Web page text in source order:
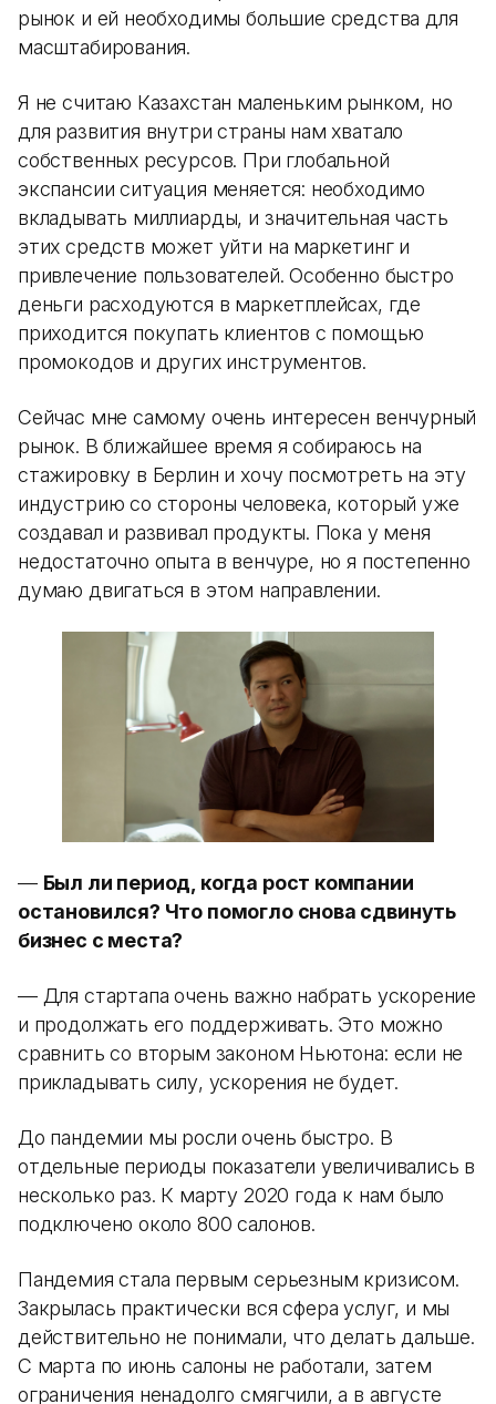
рынок и ей необходимы большие средства для
масштабирования.
Я не считаю Казахстан маленьким рынком, но
для развития внутри страны нам хватало
собственных ресурсов. При глобальной
экспансии ситуация меняется: необходимо
вкладывать миллиарды, и значительная часть
этих средств может уйти на маркетинг и
привлечение пользователей. Особенно быстро
деньги расходуются в маркетплейсах, где
приходится покупать клиентов с помощью
промокодов и других инструментов.
Сейчас мне самому очень интересен венчурный
рынок. В ближайшее время я собираюсь на
стажировку в Берлин и хочу посмотреть на эту
индустрию со стороны человека, который уже
создавал и развивал продукты. Пока у меня
недостаточно опыта в венчуре, но я постепенно
думаю двигаться в этом направлении.
— Был ли период, когда рост компании
остановился? Что помогло снова сдвинуть
бизнес с места?
— Для стартапа очень важно набрать ускорение
и продолжать его поддерживать. Это можно
сравнить со вторым законом Ньютона: если не
прикладывать силу, ускорения не будет.
До пандемии мы росли очень быстро. В
отдельные периоды показатели увеличивались в
несколько раз. К марту 2020 года к нам было
подключено около 800 салонов.
Пандемия стала первым серьезным кризисом.
Закрылась практически вся сфера услуг, и мы
действительно не понимали, что делать дальше.
С марта по июнь салоны не работали, затем
ограничения ненадолго смягчили, а в августе